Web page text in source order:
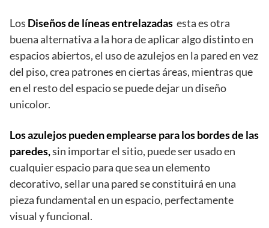
Los Diseños de líneas entrelazadas esta es otra
buena alternativa a la hora de aplicar algo distinto en
espacios abiertos, el uso de azulejos en la pared en vez
del piso, crea patrones en ciertas áreas, mientras que
en el resto del espacio se puede dejar un diseño
unicolor.
Los azulejos pueden emplearse para los bordes de las
paredes,sin importar el sitio, puede ser usado en
cualquier espacio para que sea un elemento
decorativo, sellar una pared se constituirá en una
pieza fundamental en un espacio, perfectamente
visual y funcional.